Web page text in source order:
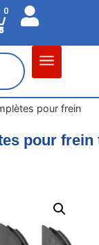
0
pour frein
pour frein